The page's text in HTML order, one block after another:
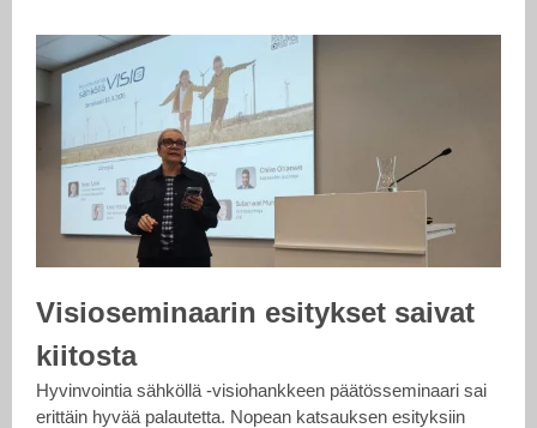
Visioseminaarin esitykset saivat
kiitosta
Hyvinvointia sähköllä -visiohankkeen päätösseminaari sai
erittäin hyvää palautetta. Nopean katsauksen esityksiin